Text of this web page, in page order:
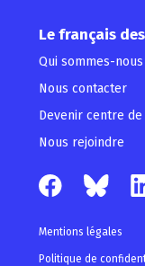
Le français
Qui sommes-nous
Nous contacter
Devenir centre de
Nous rejoindre
Mentions légales
Politique de